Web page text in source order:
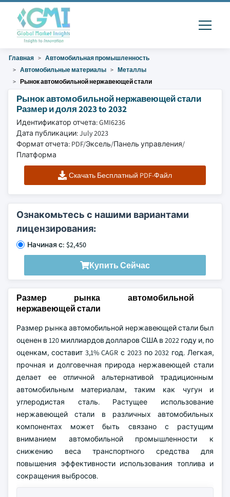
Главная
Автомобильная промышленность
Автомобильные материалы
Металлы
Рынок автомобильной нержавеющей стали
Рынок автомобильной нержавеющей стали
Размер и доля 2023 to 2032
Идентификатор отчета: GMI6236
Дата публикации: July 2023
Формат отчета: PDF/Эксель/Панель управления/
Платформа
Скачать Бесплатный PDF-Файл
Ознакомьтесь с нашими вариантами
лицензирования:
Начиная с: $2,450
Купить Сейчас
Размер рынка автомобильной
нержавеющей стали
Размер рынка автомобильной нержавеющей стали был
оценен в 120 миллиардов долларов США в 2022 году и, по
оценкам, составит 3,1% CAGR с 2023 по 2032 год. Легкая,
прочная и долговечная природа нержавеющей стали
делает ее отличной альтернативой традиционным
автомобильным материалам, таким как чугун и
углеродистая сталь. Растущее использование
нержавеющей стали в различных автомобильных
компонентах может быть связано с растущим
вниманием автомобильной промышленности к
снижению веса транспортного средства для
повышения эффективности использования топлива и
сокращения выбросов.